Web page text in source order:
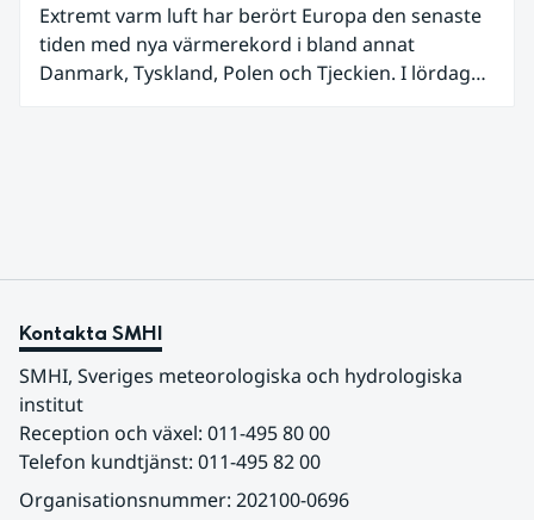
Extremt varm luft har berört Europa den senaste
tiden med nya värmerekord i bland annat
Danmark, Tyskland, Polen och Tjeckien. I lördags
Kontakta SMHI
SMHI, Sveriges meteorologiska och hydrologiska
institut
Reception och växel: 011-495 80 00
Telefon kundtjänst: 011-495 82 00
Organisationsnummer: 202100-0696